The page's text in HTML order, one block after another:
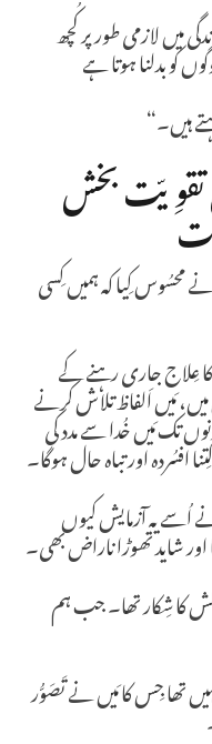
میں لازمی طور پر کُچھ
کو بدلنا ہوتا ہے
ہیں۔“
تقوِیّت بخش
محسُوس کِیا کہ ہمیں کِسی
عِلاج جاری رہنے کے
مَیں اَلفاظ تلاش کرنے
تک مَیں خُدا سے مدد کی
افسُردہ اور تباہ حال ہوگا۔
اُسے یہ آزمایش کیوں
شاید تھوڑا ناراض بھی۔
کا شِکار تھا۔ جب ہم
تھا جِس کا مَیں نے تَصَوُّر